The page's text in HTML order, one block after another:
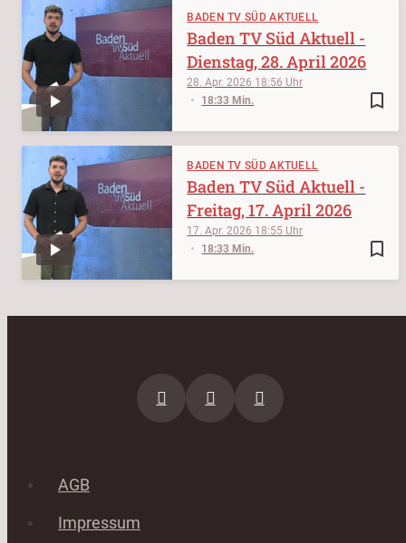
BADEN TV SÜD AKTUELL
bookmark_border
28. Apr. 2026 18:56
18:33 Min.
Baden TV Süd Aktuell -
Dienstag, 28. April 2026
BADEN TV SÜD AKTUELL
bookmark_border
17. Apr. 2026 18:55
18:33 Min.
Baden TV Süd Aktuell -
Freitag, 17. April 2026
AGB
Impressum